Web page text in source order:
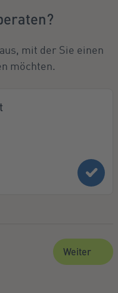
mit der Sie einen
möchten.
Weiter